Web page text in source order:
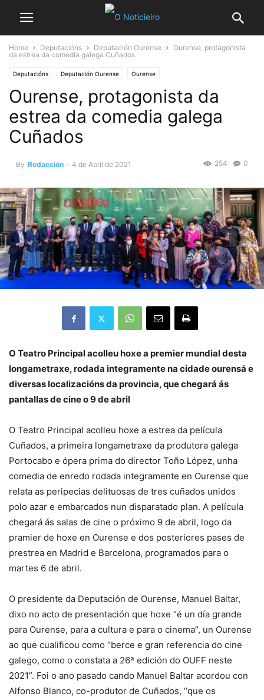
Home Deputacións Deputación Ourense
Ourense, protagonista
da estrea da comedia galega Cuñados
Deputacións Deputación Ourense Ourense
Ourense, protagonista da
estrea da comedia galega
Cuñados
By Redacción - 4 de Abril de 2021 0
254
O Teatro Principal acolleu hoxe a premier mundial desta
longametraxe, rodada integramente na cidade ourensá e
diversas localizacións da provincia, que chegará ás
pantallas de cine o 9 de abril
O Teatro Principal acolleu hoxe a estrea da película
Cuñados, a primeira longametraxe da produtora galega
Portocabo e ópera prima do director Toño López, unha
comedia de enredo rodada integramente en Ourense que
relata as peripecias delituosas de tres cuñados unidos
polo azar e embarcados nun disparatado plan. A película
chegará ás salas de cine o próximo 9 de abril, logo da
pramier de hoxe en Ourense e dos posteriores pases de
prestrea en Madrid e Barcelona, programados para o
martes 6 de abril.
O presidente da Deputación de Ourense, Manuel Baltar,
dixo no acto de presentación que hoxe “é un día grande
para Ourense, para a cultura e para o cinema”, un Ourense
ao que cualificou como “berce e gran referencia do cine
galego, como o constata a 26ª edición do OUFF neste
2021”. Foi o ano pasado cando Manuel Baltar acordou con
Alfonso Blanco, co-produtor de Cuñados, “que os